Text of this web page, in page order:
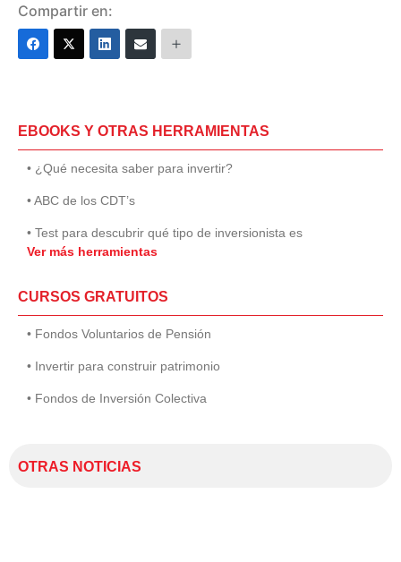
Compartir en:
EBOOKS Y OTRAS HERRAMIENTAS
• ¿Qué necesita saber para invertir?
• ABC de los CDT’s
• Test para descubrir qué tipo de inversionista es
Ver más herramientas
CURSOS GRATUITOS
• Fondos Voluntarios de Pensión
• Invertir para construir patrimonio
• Fondos de Inversión Colectiva
OTRAS NOTICIAS